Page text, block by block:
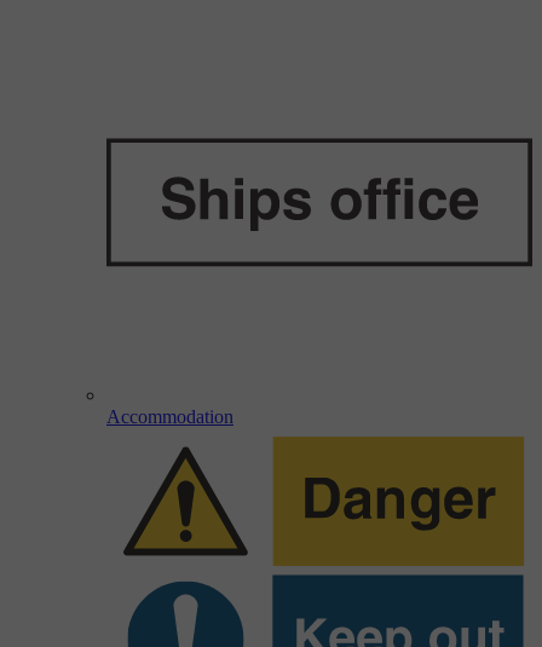
Accommodation